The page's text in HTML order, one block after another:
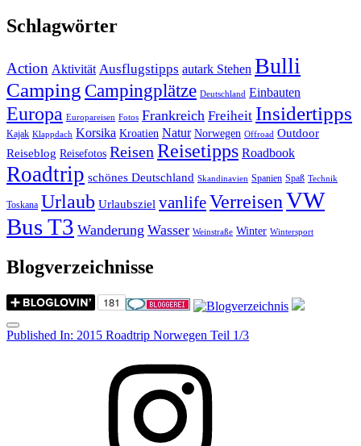
Schlagwörter
Action Aktivität Ausflugstipps autark Stehen Bulli
Camping Campingplätze Deutschland Einbauten
Europa Europareisen Fotos Frankreich Freiheit Insidertipps
Kajak Klappdach Korsika Kroatien Natur Norwegen Offroad Outdoor
Reiseblog Reisefotos ReisenReisetipps Roadbook
Roadtrip schönes Deutschland Skandinavien Spanien Spaß Technik
Toskana Urlaub Urlaubsziel vanlifeVerreisenVW
Bus T3 Wanderung Wasser Weinstraße Winter Wintersport
Blogverzeichnisse
Menu
Post
Published In: 2015 Roadtrip Norwegen Teil 1/3